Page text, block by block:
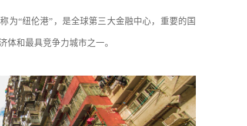
为“纽伦港” ，是全球第三大金融中心，重要的国
体和最具竞争力城市之一。